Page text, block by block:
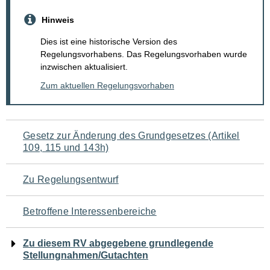
Hinweis
Dies ist eine historische Version des
Regelungsvorhabens. Das Regelungsvorhaben wurde
inzwischen aktualisiert.
Zum aktuellen Regelungsvorhaben
Navigation
für
den
Seiteninhalt
Gesetz zur Änderung des Grundgesetzes (Artikel
109, 115 und 143h)
Zu Regelungsentwurf
Betroffene Interessenbereiche
Zu diesem RV abgegebene grundlegende
Stellungnahmen/Gutachten